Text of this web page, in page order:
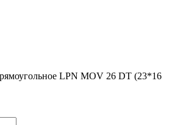
LPN MOV 26 DT (23*16